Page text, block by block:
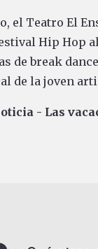
el Teatro El
Hip Hop
de break
de la joven
- Las